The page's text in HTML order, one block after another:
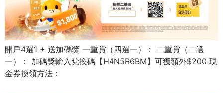
開戶4選1 + 送加碼獎 一重賞（四選一）： 二重賞（二選
一）： 加碼獎輸入兌換碼【H4N5R6BM】可獲額外$200 現
金券換領方法：